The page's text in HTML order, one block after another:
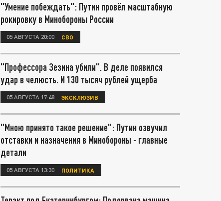
"Умение побеждать": Путин провёл масштабную
рокировку в Минобороны России
05 АВГУСТА 20:00 СВО
"Профессора Зезина убили". В деле появился
удар в челюсть. И 130 тысяч рублей ущерба
05 АВГУСТА 17:48 ЭКСКЛЮЗИВ
"Мною принято такое решение": Путин озвучил
отставки и назначения в Минобороны - главные
детали
05 АВГУСТА 13:30 ПОЛИТИКА